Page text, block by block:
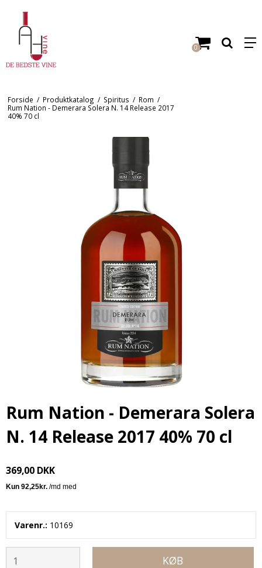
0
Forside / Produktkatalog / Spiritus / Rom /
Rum Nation - Demerara Solera N. 14 Release 2017
40% 70 cl
Rum Nation - Demerara Solera
N. 14 Release 2017 40% 70 cl
369,00 DKK
Varenr.: 10169
KØB